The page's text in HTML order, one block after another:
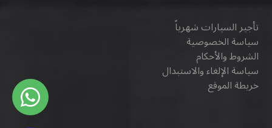
تأجير السيارات شهرياً
سياسة الخصوصية
الشروط والأحكام
سياسة الإلغاء والاستبدال
خريطة الموقع